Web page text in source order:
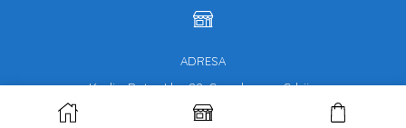
ADRESA
Kralja Petra I br. 22, Smederevo, Srbija
© Copyright 2013.-2020. Digistore | Part of KONEKT DOO SERBIA